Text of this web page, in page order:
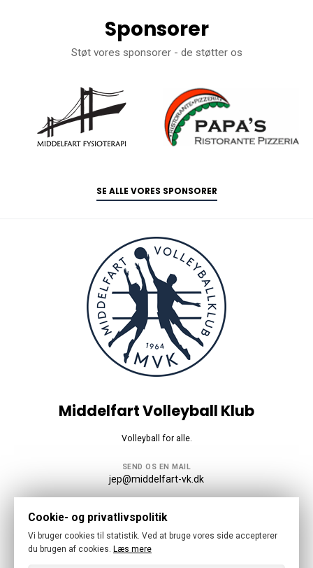
Sponsorer
Støt vores sponsorer - de støtter os
SE ALLE VORES SPONSORER
Middelfart Volleyball Klub
Volleyball for alle.
SEND OS EN MAIL
jep@middelfart-vk.dk
Følg os
Cookie- og privatlivspolitik
Vi bruger cookies til statistik. Ved at bruge vores side accepterer
du brugen af cookies. Læs mere